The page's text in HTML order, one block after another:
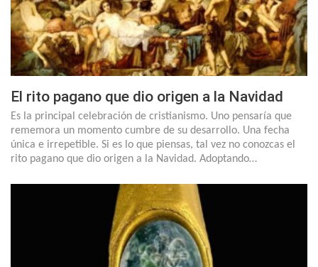
El rito pagano que dio origen a la Navidad
Es la principal celebración de cristianismo. Uno pensaría que
rememora un momento cumbre de su desarrollo. Una fecha
única e irrepetible. Si es lo que piensas, tal vez no conozcas el
rito pagano que dio origen a la Navidad. Adoptando…